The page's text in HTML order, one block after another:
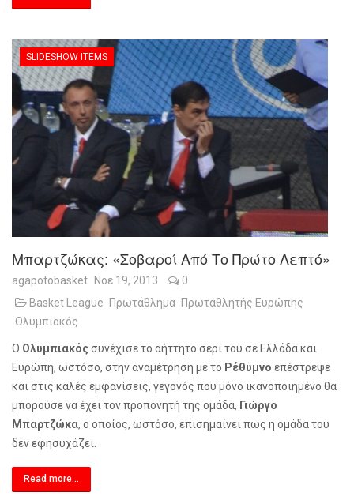
SLIDESHOW ITEMS
Μπαρτζώκας: «Σοβαροί Από Το Πρώτο Λεπτό»
agapotobasket Νοε 19, 2013
0
Basket League
Πρωτάθλημα
Πρωταθλητής Ευρώπης
Ολυμπιακός
Ο Ολυμπιακόςσυνέχισε το αήττητο σερί του σε Ελλάδα και
Ευρώπη, ωστόσο, στην αναμέτρηση με το Ρέθυμνο επέστρεψε
και στις καλές εμφανίσεις, γεγονός που μόνο ικανοποιημένο θα
μπορούσε να έχει τον προπονητή της ομάδα, Γιώργο
Μπαρτζώκα, ο οποίος, ωστόσο, επισημαίνει πως η ομάδα του
δεν εφησυχάζει.
Read more...